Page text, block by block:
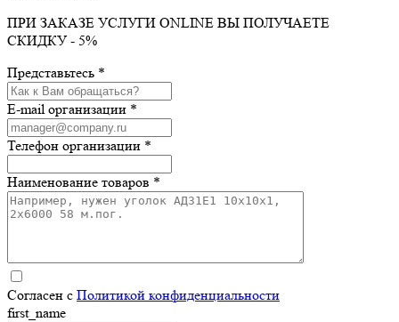
ПРИ ЗАКАЗЕ УСЛУГИ ONLINE ВЫ ПОЛУЧАЕТЕ
СКИДКУ - 5%
Представьтесь *
E-mail организации *
Телефон организации *
Наименование товаров *
Согласен с Политикой конфиденциальности
first_name